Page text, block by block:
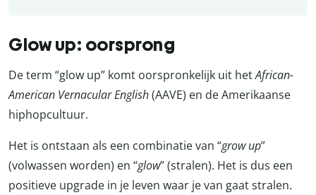
Glow up: oorsprong
De term “glow up” komt oorspronkelijk uit hetAfrican-
American Vernacular English(AAVE) en de Amerikaanse
hiphopcultuur.
Het is ontstaan als een combinatie van “grow up”
(volwassen worden) en “glow” (stralen). Het is dus een
positieve upgrade in je leven waar je van gaat stralen.